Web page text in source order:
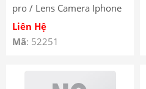
pro / Lens Camera Iphone
14 Pro / Mắt Camera
Iphone 14 Pro
Liên Hệ
Mã: 52251